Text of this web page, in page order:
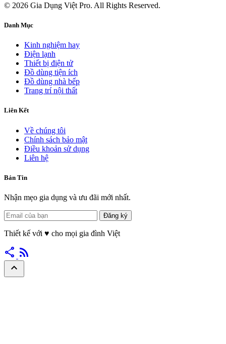
© 2026 Gia Dụng Việt Pro. All Rights Reserved.
Danh Mục
Kinh nghiệm hay
Điện lạnh
Thiết bị điện tử
Đồ dùng tiện ích
Đồ dùng nhà bếp
Trang trí nội thất
Liên Kết
Về chúng tôi
Chính sách bảo mật
Điều khoản sử dụng
Liên hệ
Bản Tin
Nhận mẹo gia dụng và ưu đãi mới nhất.
Đăng ký
Thiết kế với ♥ cho mọi gia đình Việt
share rss_feed
expand_less